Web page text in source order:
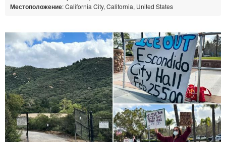
Местоположение: California City, California, United States